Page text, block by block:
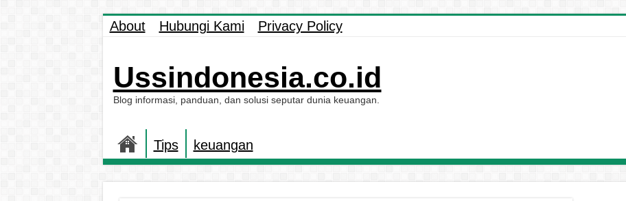
About Hubungi Kami Privacy Policy
Ussindonesia.co.id
Blog informasi, panduan, dan solusi seputar dunia keuangan.
Tips keuangan